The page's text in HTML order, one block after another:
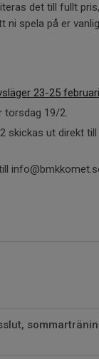
det till fullt
ni spela på er
23-25
torsdag 19/2.
skickas ut direkt